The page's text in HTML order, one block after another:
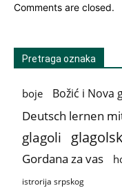
Comments are closed.
Pretraga oznaka
boje Božić i Nova
Deutsch lernen
glagoli
Gordana za vas
istrorija srpskog